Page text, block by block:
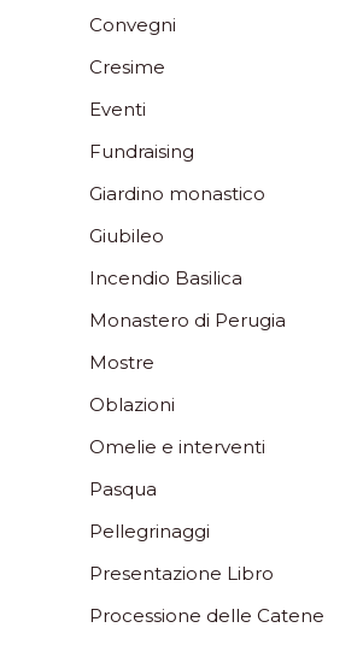
Convegni
Cresime
Eventi
Fundraising
Giardino monastico
Giubileo
Incendio Basilica
Monastero di Perugia
Mostre
Oblazioni
Omelie e interventi
Pasqua
Pellegrinaggi
Presentazione Libro
Processione delle Catene